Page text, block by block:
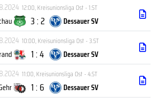
12:00,Kreisunionsliga Ost - 1.ST
3 : 2
Dessauer SV
10:00,Kreisunionsliga Ost - 3.ST
1 : 4
Dessauer SV
11:00,Kreisunionsliga Ost - 4.ST
1 : 6
Dessauer SV